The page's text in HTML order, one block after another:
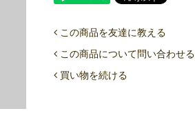
この商品を友達に教える
この商品について問い合わせる
買い物を続ける